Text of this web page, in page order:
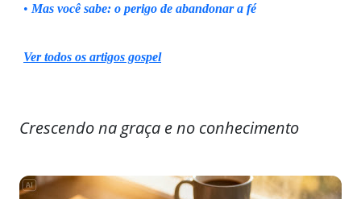
• Mas você sabe: o perigo de abandonar a fé
Ver todos os artigos gospel
Crescendo na graça e no conhecimento